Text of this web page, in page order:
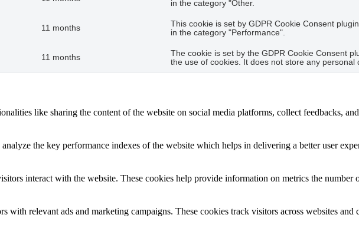
in the category "Other.
11 months
This cookie is set by GDPR Cookie Consent
in the category "Performance".
11 months
The cookie is set by the GDPR Cookie Consent
the use of cookies. It does not store any personal
like sharing the content of the website on social media platforms, collect feedbacks,
the key performance indexes of the website which helps in delivering a better user
interact with the website. These cookies help provide information on metrics the number
with relevant ads and marketing campaigns. These cookies track visitors across websites